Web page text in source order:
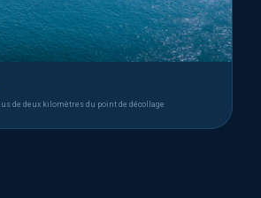
de deux kilomètres du point de décollage